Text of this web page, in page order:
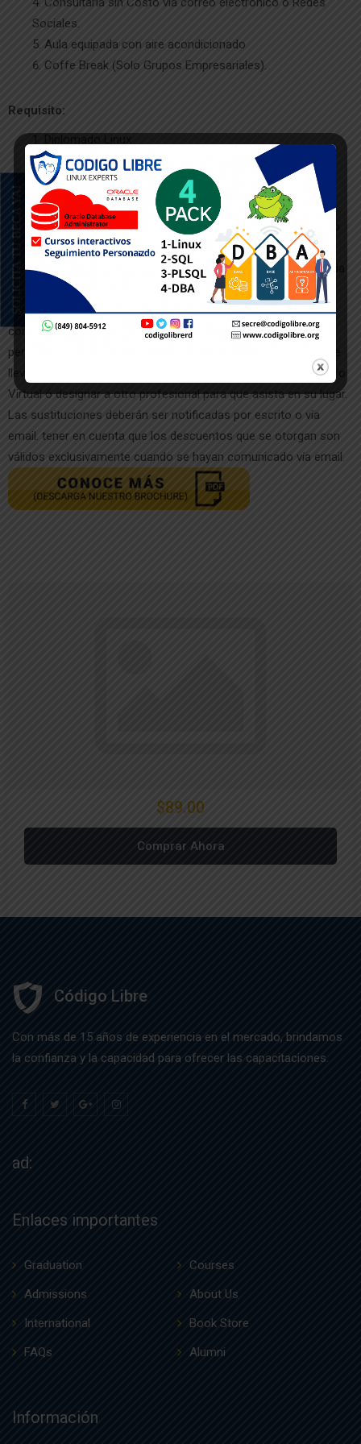
Sociales.
Aula equipada con aire acondicionado
Coffe Break (Solo Grupos Empresariales).
Requisito:
Servidores
Política de Cancelación:
Si el alumno no puede asistir al curso, la cancelación del curso
debe ser comunicada a través del Correo Electrónico a
(secre@codigolibre.org) Esta comunicación debe ser notificada
hasta 10 (diez) días hábiles antes del iniciar del curso, usted,
podrá percibir el reintegro del valor pagado, menos el 25% en
concepto de gastos administrativos. Pasado este periodo,
perderá el derecho a reintegro alguno, pero tendrá la opción de
llevar cualquier otro curso en nuestra plataforma presencial y/o
Virtual ó designar a otro profesional para que asista en su lugar.
Las sustituciones deberán ser notificadas por escrito o vía
email. tener en cuenta que los descuentos que se otorgan son
válidos exclusivamente cuando se hayan comunicado vía email.
$89.00
Comprar Ahora
Código Libre
Con más de 15 años de experiencia en el mercado, brindamos
la confianza y la capacidad para ofrecer las capacitaciones.
ad:
Enlaces importantes
Graduation
Courses
Admissions
About Us
International
Book Store
FAQs
Alumni
Información
SOLICITA TU BECA YA!